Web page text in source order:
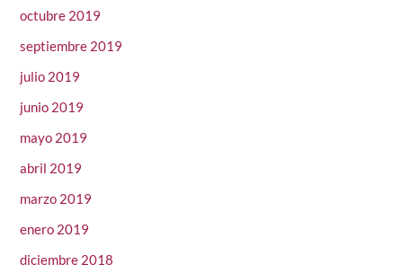
octubre 2019
septiembre 2019
julio 2019
junio 2019
mayo 2019
abril 2019
marzo 2019
enero 2019
diciembre 2018